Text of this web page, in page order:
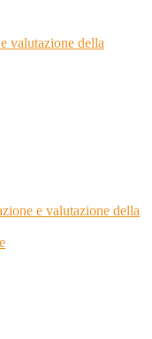
valutazione della
e valutazione della